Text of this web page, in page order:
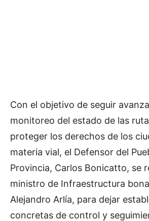
Con el objetivo de seguir
monitoreo del estado de las
proteger los derechos de los
materia vial, el Defensor del
Provincia, Carlos Bonicatto, se
ministro de Infraestructura
Alejandro Arlía, para dejar
concretas de control y